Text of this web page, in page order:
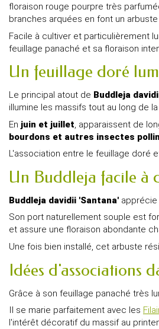
floraison rouge pourpre très
branches arquées en font un
Facile à cultiver et particulièrement
feuillage panaché et sa floraison
Un feuillage doré
Le principal atout de Buddleja
illumine les massifs tout au long de
En juin et juillet, apparaissent de
bourdons et autres insectes
L'association entre le feuillage doré
Un Buddleja facile à
Buddleja davidii 'Santana' apprécie
Son port naturellement souple est
et assure une floraison abondante
Une fois bien installé, cet arbuste
Idées d'associations
Grâce à son feuillage panaché très
Il se marie parfaitement avec les
l'intérêt décoratif du massif au